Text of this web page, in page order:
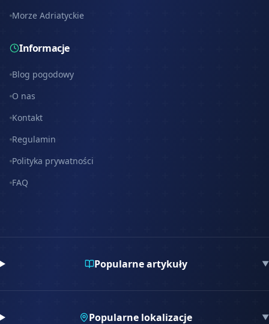
Morze Adriatyckie
Informacje
Blog pogodowy
O nas
Kontakt
Regulamin
Polityka prywatności
FAQ
Popularne artykuły ▼
Popularne lokalizacje ▼